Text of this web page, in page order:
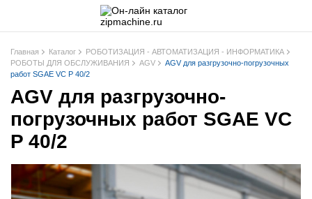
Главная Каталог
РОБОТИЗАЦИЯ - АВТОМАТИЗАЦИЯ - ИНФОРМАТИКА
РОБОТЫ ДЛЯ ОБСЛУЖИВАНИЯ
AGV
AGV для разгрузочно-погрузочных
работ SGAE VC P 40/2
AGV для разгрузочно-
погрузочных работ SGAE VC
P 40/2